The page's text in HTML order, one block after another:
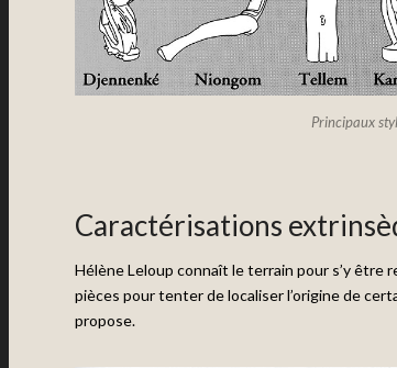
Principaux
Caractérisations
Hélène Leloup connaît le terrain pour s’y être
pièces pour tenter de localiser l’origine de
propose.